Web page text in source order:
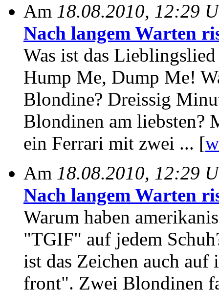
Am 18.08.2010, 12:29
Nach langem Warten
Was ist das
Hump Me, Dump Me!
Blondine? Dreissig
Blondinen am liebsten?
ein Ferrari mit zwei ... [
Am 18.08.2010, 12:29
Nach langem Warten
Warum haben
"TGIF" auf jedem
ist das Zeichen auch
front". Zwei Blondinen